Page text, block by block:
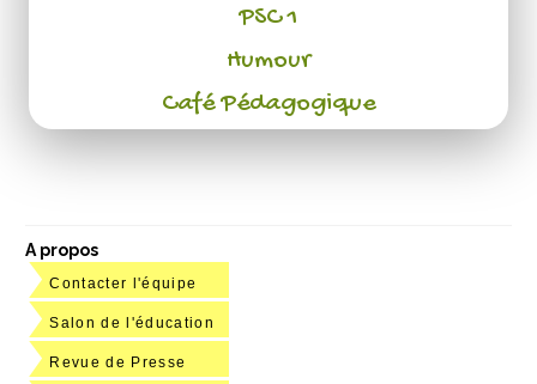
PSC 1
Humour
Café Pédagogique
A propos
Contacter l'équipe
Salon de l'éducation
Revue de Presse